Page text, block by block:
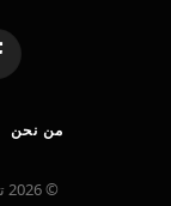
من نحن
© 2026 تصميم وتنفيذ